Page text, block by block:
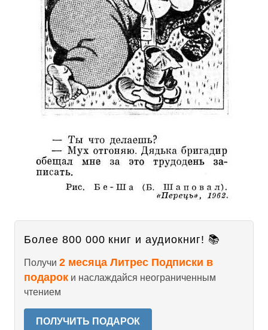
Более 800 000 книг и аудиокниг! 📚
Получи 2 месяца Литрес Подписки в
подарок и наслаждайся неограниченным
чтением
ПОЛУЧИТЬ ПОДАРОК